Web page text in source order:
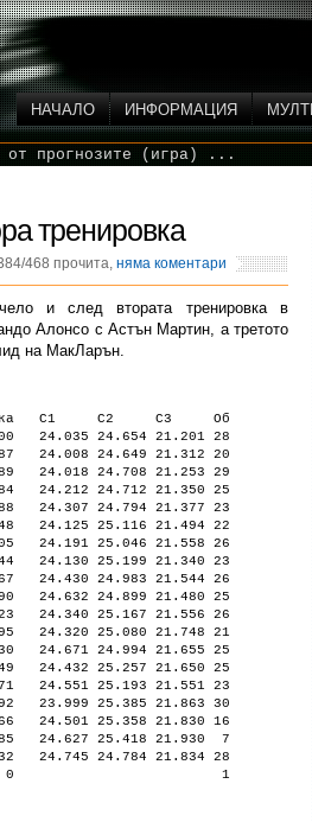
НАЧАЛО ИНФОРМАЦИЯ
от прогнозите (игра) ...
тренировка
468 прочита, няма коментари
и след втората тренировка в
Алонсо с Астън Мартин, а третото
на МакЛарън.
С1 С2 С3 Об
24.654 21.201 28
24.649 21.312 20
24.708 21.253 29
24.712 21.350 25
24.307 24.794 21.377 23
24.125 25.116 21.494 22
25.046 21.558 26
25.199 21.340 23
24.430 24.983 21.544 26
24.632 24.899 21.480 25
25.167 21.556 26
24.320 25.080 21.748 21
24.671 24.994 21.655 25
25.257 21.650 25
25.193 21.551 23
25.385 21.863 30
25.358 21.830 16
25.418 21.930 7
24.784 21.834 28
0 1